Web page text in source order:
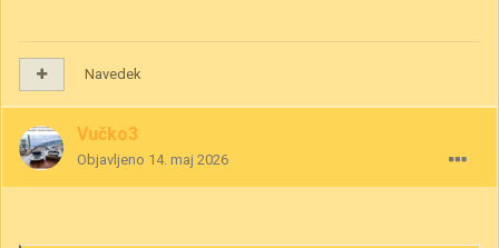
Navedek
Vučko3
Objavljeno 14. maj 2026